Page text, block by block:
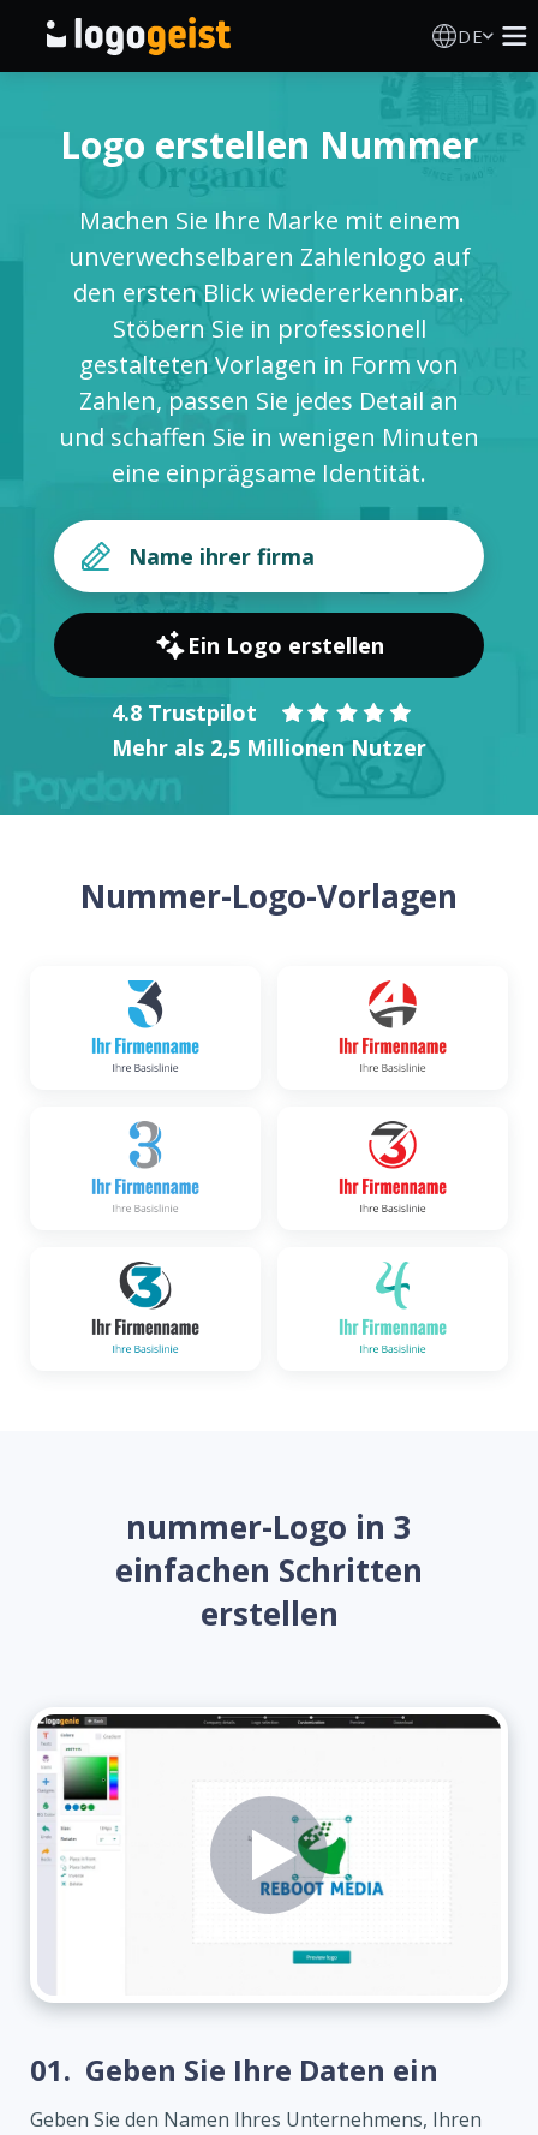
DE
KI Logo Generator
Logo Ideen
Druckprodukte
Über
Blog
ANMELDEN
Logo erstellen Nummer
Machen Sie Ihre Marke mit einem
unverwechselbaren Zahlenlogo auf
den ersten Blick wiedererkennbar.
Stöbern Sie in professionell
gestalteten Vorlagen in Form von
Zahlen, passen Sie jedes Detail an
und schaffen Sie in wenigen Minuten
eine einprägsame Identität.
Ein Logo erstellen
4.8 Trustpilot
Mehr als 2,5 Millionen Nutzer
Nummer-Logo-Vorlagen
nummer-Logo in 3
einfachen Schritten
erstellen
01. Geben Sie Ihre Daten ein
Geben Sie den Namen Ihres Unternehmens, Ihren